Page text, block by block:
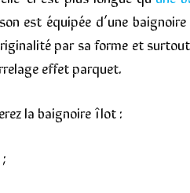
est équipée d’une
par sa forme et
effet parquet.
la baignoire îlot :